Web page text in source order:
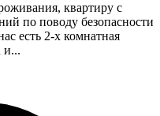
квартиру с
по поводу безопасности
есть 2-х комнатная
и...